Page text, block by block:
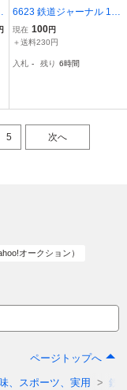
6623 鉄道ジャーナル 199
8年1月号 特集 鉄道の未来
をひらく 新幹線98
現在 100円
＋送料230円
入札 - 残り 6時間
5 次へ
オークション）
ページトップへ
、スポーツ、実用 鉄